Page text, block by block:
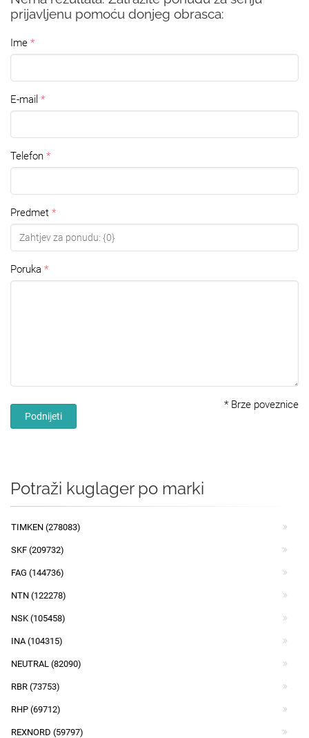
prijavljenu pomoću donjeg obrasca:
Ime
E-mail
Telefon
Predmet
Poruka
* Brze poveznice
Podnijeti
Potraži kuglager po marki
TIMKEN (278083)
SKF (209732)
FAG (144736)
NTN (122278)
NSK (105458)
INA (104315)
NEUTRAL (82090)
RBR (73753)
RHP (69712)
REXNORD (59797)